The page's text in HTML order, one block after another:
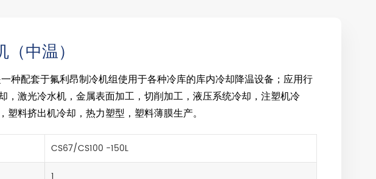
中温）
种配套于氟利昂制冷机组使用于各种冷库的库内冷却降温设备；应用行
，激光冷水机，金属表面加工，切削加工，液压系统冷却，注塑机冷
塑料挤出机冷却，热力塑型，塑料薄膜生产。
CS67/CS100 -150L